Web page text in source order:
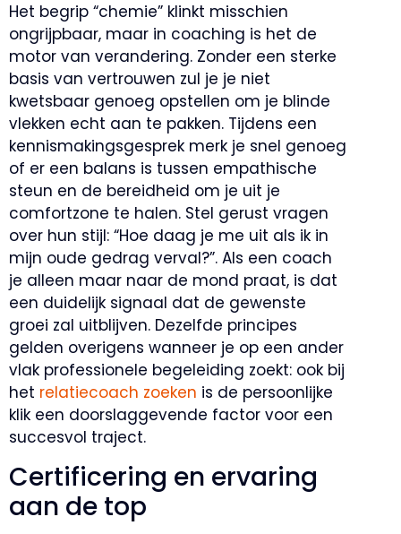
Het begrip “chemie” klinkt misschien
ongrijpbaar, maar in coaching is het de
motor van verandering. Zonder een sterke
basis van vertrouwen zul je je niet
kwetsbaar genoeg opstellen om je blinde
vlekken echt aan te pakken. Tijdens een
kennismakingsgesprek merk je snel genoeg
of er een balans is tussen empathische
steun en de bereidheid om je uit je
comfortzone te halen. Stel gerust vragen
over hun stijl: “Hoe daag je me uit als ik in
mijn oude gedrag verval?”. Als een coach
je alleen maar naar de mond praat, is dat
een duidelijk signaal dat de gewenste
groei zal uitblijven. Dezelfde principes
gelden overigens wanneer je op een ander
vlak professionele begeleiding zoekt: ook bij
het relatiecoach zoeken is de persoonlijke
klik een doorslaggevende factor voor een
succesvol traject.
Certificering en ervaring
aan de top